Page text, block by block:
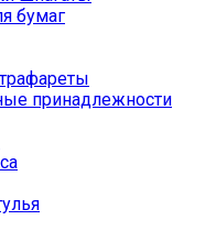
бумаг
принадлежности